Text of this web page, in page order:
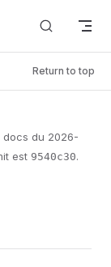
Return to top
docs du 2026-
est 9540c30.